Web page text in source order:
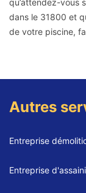
dans le 31800 et
de votre piscine,
Autres
Entreprise
Entreprise